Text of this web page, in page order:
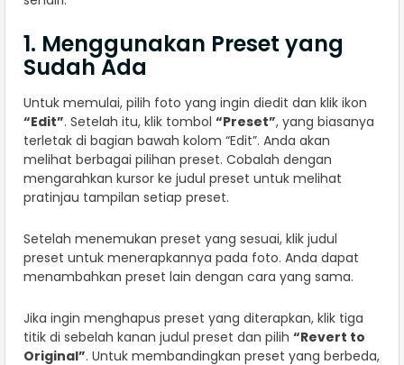
1. Menggunakan Preset yang
Sudah Ada
Untuk memulai, pilih foto yang ingin diedit dan klik ikon
“Edit”. Setelah itu, klik tombol “Preset”, yang biasanya
terletak di bagian bawah kolom “Edit”. Anda akan
melihat berbagai pilihan preset. Cobalah dengan
mengarahkan kursor ke judul preset untuk melihat
pratinjau tampilan setiap preset.
Setelah menemukan preset yang sesuai, klik judul
preset untuk menerapkannya pada foto. Anda dapat
menambahkan preset lain dengan cara yang sama.
Jika ingin menghapus preset yang diterapkan, klik tiga
titik di sebelah kanan judul preset dan pilih “Revert to
Original”. Untuk membandingkan preset yang berbeda,